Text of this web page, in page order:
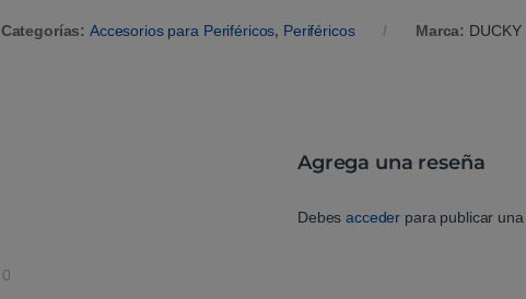
Categorías:Accesorios para Periféricos, Periféricos Marca: DUCKY
0
Agrega una reseña
Debesacceder para publicar